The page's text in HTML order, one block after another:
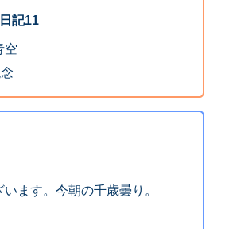
記11
空
ます。今朝の千歳曇り。